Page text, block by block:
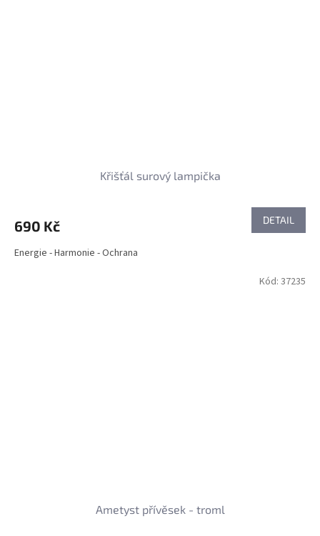
Křišťál surový lampička
690 Kč DETAIL
Energie - Harmonie - Ochrana
Ametyst přívěsek - troml
Kód: 37235